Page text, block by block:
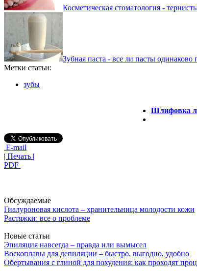
Косметическая стоматология -
Зубная паста - все ли пасты одинаково
Метки статьи:
зубы
Шлифовка
E-mail
| Печать |
PDF
Обсуждаемые
Гиалуроновая кислота – хранительница молодости кожи
Растяжки: все о проблеме
Новые статьи
Эпиляция навсегда – правда или вымысел
Воскоплавы для депиляции – быстро, выгодно, удобно
Обертывания с глиной для похудения: как проходят